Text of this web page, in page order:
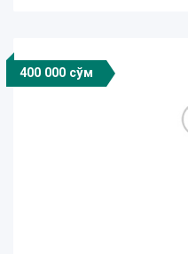
400 000 сўм